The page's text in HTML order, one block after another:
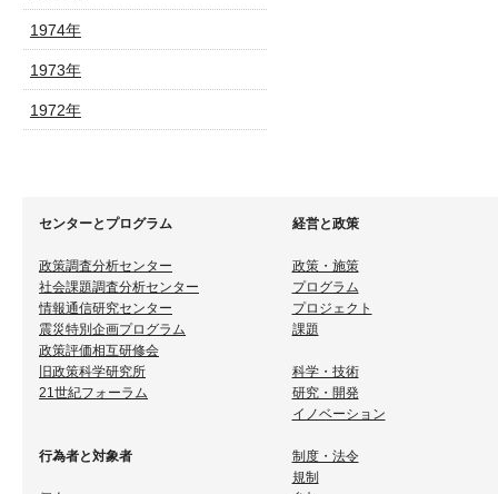
1974年
1973年
1972年
センターとプログラム 経営と政策
政策調査分析センター
政策・施策
社会課題調査分析センター
プログラム
情報通信研究センター
プロジェクト
震災特別企画プログラム
課題
政策評価相互研修会
旧政策科学研究所
科学・技術
21世紀フォーラム
研究・開発
イノベーション
行為者と対象者
制度・法令
規制